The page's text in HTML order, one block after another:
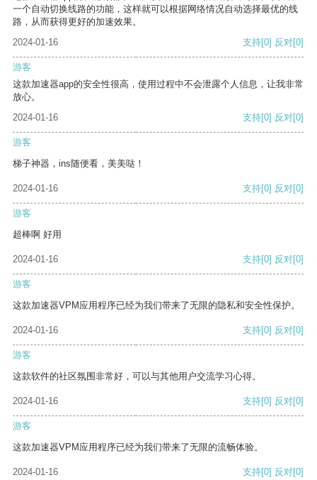
一个自动切换线路的功能，这样就可以根据网络情况自动选择最优的线
路，从而获得更好的加速效果。
2024-01-16
支持[0] 反对[0]
游客
这款加速器app的安全性很高，使用过程中不会泄露个人信息，让我非常
放心。
2024-01-16
支持[0] 反对[0]
游客
梯子神器，ins随便看，美美哒！
2024-01-16 支持[0] 反对[0]
游客
超棒啊 好用
2024-01-16 支持[0] 反对[0]
游客
这款加速器VPM应用程序已经为我们带来了无限的隐私和安全性保护。
2024-01-16 支持[0] 反对[0]
游客
这款软件的社区氛围非常好，可以与其他用户交流学习心得。
2024-01-16 支持[0] 反对[0]
游客
这款加速器VPM应用程序已经为我们带来了无限的流畅体验。
2024-01-16 支持[0] 反对[0]